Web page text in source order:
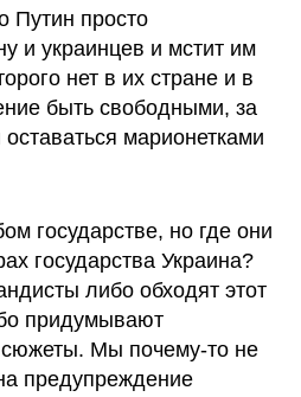
Путин просто
и украинцев и мстит им
нет в их стране и в
быть свободными, за
марионетками
государстве, но где они
государства Украина?
либо обходят этот
придумывают
Мы почему-то не
предупреждение